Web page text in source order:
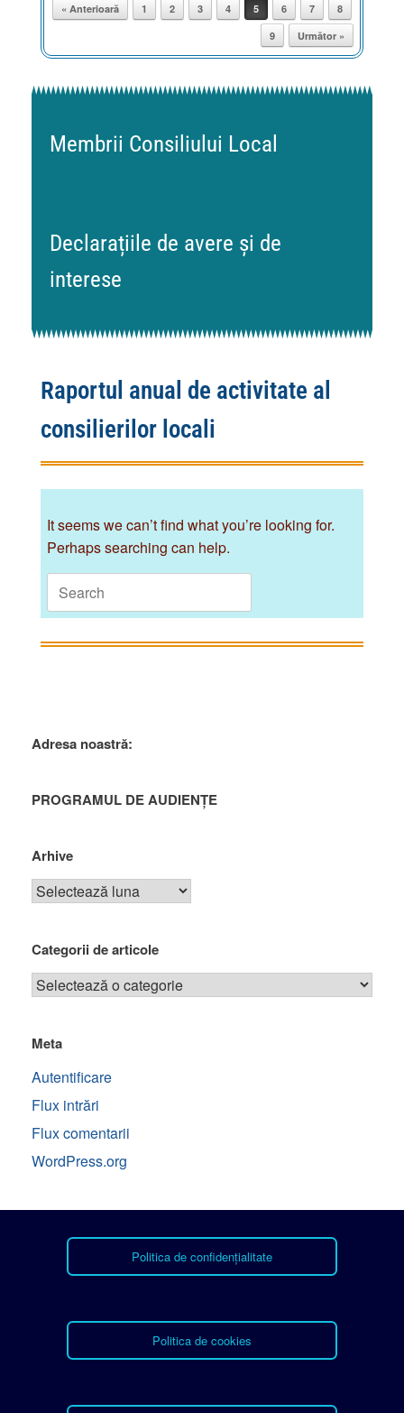
« Anterioară 1 2 3 4 5 6 7
8
9
Următor »
Membrii Consiliului Local
Declarațiile de avere și de
interese
Raportul anual de activitate al
consilierilor locali
It seems we can’t find what you’re looking for.
Perhaps searching can help.
Adresa noastră:
PROGRAMUL DE AUDIENȚE
Arhive
Categorii de articole
Meta
Autentificare
Flux intrări
Flux comentarii
WordPress.org
Politica de confidențialitate
Politica de cookies